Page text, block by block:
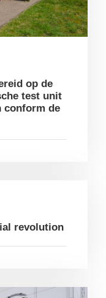
op de
test unit
conform de
revolution